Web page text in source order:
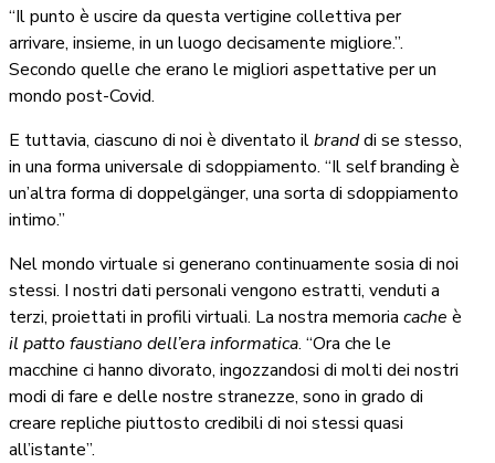
“Il punto è uscire da questa vertigine collettiva per
arrivare, insieme, in un luogo decisamente migliore.”.
Secondo quelle che erano le migliori aspettative per un
mondo post-Covid.
E tuttavia, ciascuno di noi è diventato ilbranddi se stesso,
in una forma universale di sdoppiamento. “Il self branding è
un’altra forma di doppelgänger, una sorta di sdoppiamento
intimo.”
Nel mondo virtuale si generano continuamente sosia di noi
stessi. I nostri dati personali vengono estratti, venduti a
terzi, proiettati in profili virtuali. La nostra memoria cache è
il patto faustiano dell’era informatica. “Ora che le
macchine ci hanno divorato, ingozzandosi di molti dei nostri
modi di fare e delle nostre stranezze, sono in grado di
creare repliche piuttosto credibili di noi stessi quasi
all’istante”.